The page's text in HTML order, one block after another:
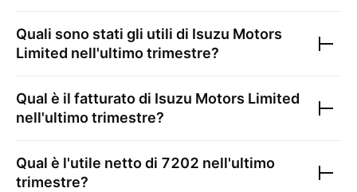
Quali sono stati gli utili di Isuzu Motors
Limited nell'ultimo trimestre?
Qual è il fatturato di Isuzu Motors Limited
nell'ultimo trimestre?
Qual è l'utile netto di 7202 nell'ultimo
trimestre?